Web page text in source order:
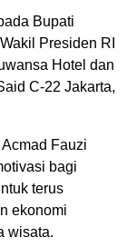
Bupati
Presiden RI
Hotel dan
C-22 Jakarta,
Fauzi
bagi
terus
ekonomi
wisata.